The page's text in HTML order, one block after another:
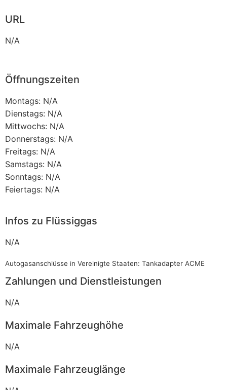
URL
N/A
Öffnungszeiten
Montags: N/A
Dienstags: N/A
Mittwochs: N/A
Donnerstags: N/A
Freitags: N/A
Samstags: N/A
Sonntags: N/A
Feiertags: N/A
Infos zu Flüssiggas
N/A
Autogasanschlüsse in Vereinigte Staaten: Tankadapter ACME
Zahlungen und Dienstleistungen
N/A
Maximale Fahrzeughöhe
N/A
Maximale Fahrzeuglänge